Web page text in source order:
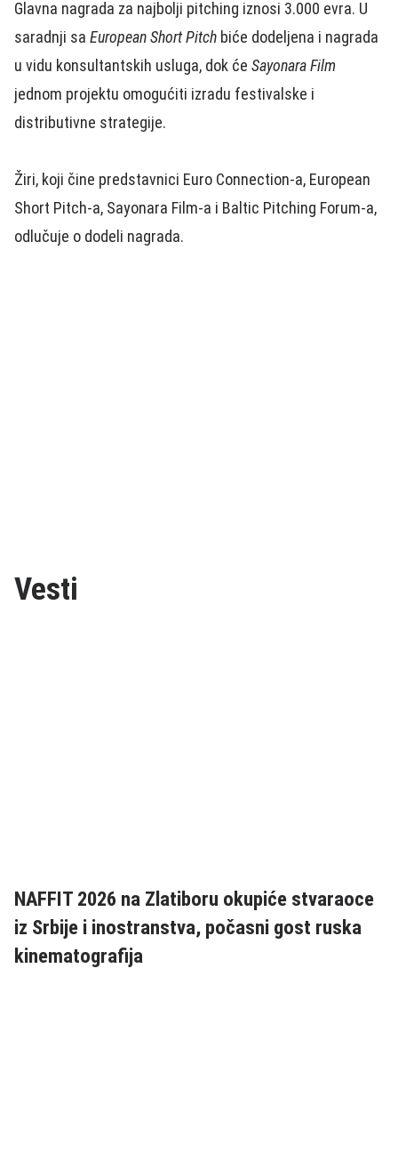
Glavna nagrada za najbolji pitching iznosi 3.000 evra. U
saradnji sa European Short Pitch biće dodeljena i nagrada
u vidu konsultantskih usluga, dok će Sayonara Film
jednom projektu omogućiti izradu festivalske i
distributivne strategije.
Žiri, koji čine predstavnici Euro Connection-a, European
Short Pitch-a, Sayonara Film-a i Baltic Pitching Forum-a,
odlučuje o dodeli nagrada.
Vesti
NAFFIT 2026 na Zlatiboru okupiće stvaraoce
iz Srbije i inostranstva, počasni gost ruska
kinematografija